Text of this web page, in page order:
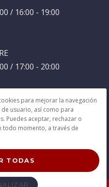
/ 16:00 - 19:00
/ 17:00 - 20:00
para mejorar la navegación
usuario, así como para
Puedes aceptar, rechazar o
todo momento, a través de
TODAS